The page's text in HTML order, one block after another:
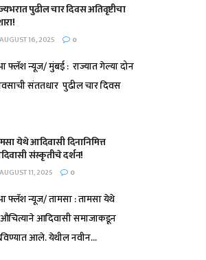
पुढील चार दिवस अतिवृष्टीचा
16, 2025 0
फ्लॅश न्यूज/ मुंबई : राज्यात गेल्या दोन
संततधार पुढील चार दिवस
येथे आदिवासी दिनानिमित्त
संस्कृतीचे दर्शन!
11, 2025 0
फ्लॅश न्यूज/ तामसा : तामसा येथे
आदिवासी समाजाकडून
आले. येथील नवीन...